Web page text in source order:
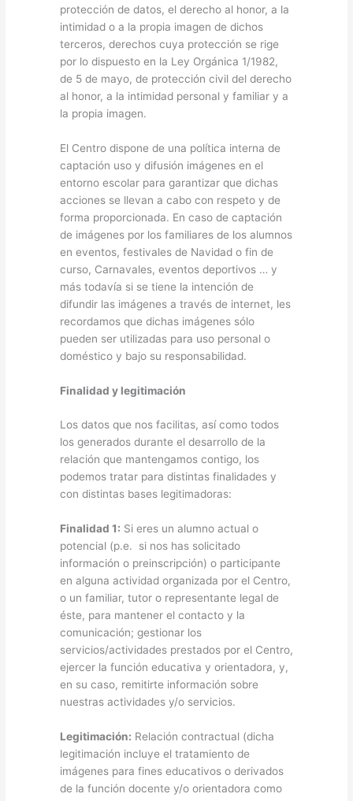
protección de datos, el derecho al honor, a la
intimidad o a la propia imagen de dichos
terceros, derechos cuya protección se rige
por lo dispuesto en la Ley Orgánica 1/1982,
de 5 de mayo, de protección civil del derecho
al honor, a la intimidad personal y familiar y a
la propia imagen.
El Centro dispone de una política interna de
captación uso y difusión imágenes en el
entorno escolar para garantizar que dichas
acciones se llevan a cabo con respeto y de
forma proporcionada. En caso de captación
de imágenes por los familiares de los alumnos
en eventos, festivales de Navidad o fin de
curso, Carnavales, eventos deportivos … y
más todavía si se tiene la intención de
difundir las imágenes a través de internet, les
recordamos que dichas imágenes sólo
pueden ser utilizadas para uso personal o
doméstico y bajo su responsabilidad.
Finalidad y legitimación
Los datos que nos facilitas, así como todos
los generados durante el desarrollo de la
relación que mantengamos contigo, los
podemos tratar para distintas finalidades y
con distintas bases legitimadoras:
Finalidad 1: Si eres un alumno actual o
potencial (p.e. si nos has solicitado
información o preinscripción) o participante
en alguna actividad organizada por el Centro,
o un familiar, tutor o representante legal de
éste, para mantener el contacto y la
comunicación; gestionar los
servicios/actividades prestados por el Centro,
ejercer la función educativa y orientadora, y,
en su caso, remitirte información sobre
nuestras actividades y/o servicios.
Legitimación: Relación contractual (dicha
legitimación incluye el tratamiento de
imágenes para fines educativos o derivados
de la función docente y/o orientadora como